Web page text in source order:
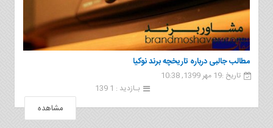
مطالب جالبی درباره تاریخچه برند نوکیا
تاریخ :19 مهر 1399, 10:38
بـازدید : 1 139
مشاهده